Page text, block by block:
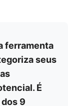
ferramenta
seus
É
9